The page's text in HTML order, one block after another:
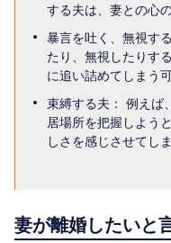
する夫は、妻との心
暴言を吐く、無視す
たり、無視したりす
に追い詰めてしまう
束縛する夫： 例えば
居場所を把握しよう
しさを感じさせてし
妻が離婚したいと